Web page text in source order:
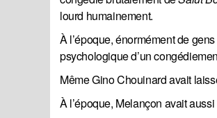
lourd humainement.
À l’époque, énormément de
psychologique d’un
Même Gino Chouinard avait
À l’époque, Melançon avait